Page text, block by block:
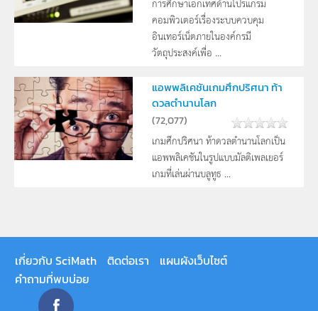
คอมพิวเตอร์เรื่องระบบควบคุม
อินเทอร์เน็ตภายในองค์กรมี
วัตถุประสงค์เพื่อ ...
แอพพลิเคชันเกมศึกปริศนา ท้า
ดวลตำนานโลก
(72,077)
เกมศึกปริศนา ท้าดวลตำนานโลกเป็น
แอพพลิเคชันในรูปแบบมัลติเพลเยอร์
เกมที่เล่นผ่านบลูทูธ ...
เกี่ยวกับ SciMath ติดต่อเรา
แผนผังเว็บไซต์
คำถามที่พบบ่อย